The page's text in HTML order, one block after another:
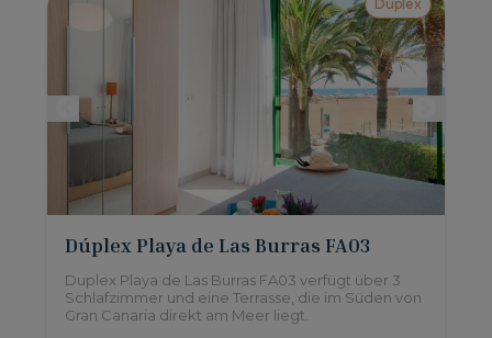
Duplex
Dúplex Playa de Las Burras FA03
Duplex Playa de Las Burras FA03 verfügt über 3
Schlafzimmer und eine Terrasse, die im Süden von
Gran Canaria direkt am Meer liegt.